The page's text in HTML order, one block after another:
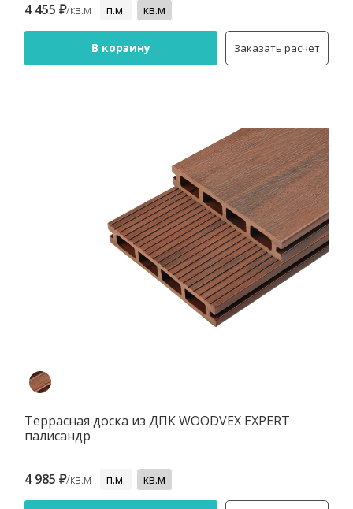
4 455 ₽/кв.м п.м. кв.м
В корзину Заказать расчет
Террасная доска из ДПК WOODVEX EXPERT
палисандр
4 985 ₽/кв.м п.м. кв.м